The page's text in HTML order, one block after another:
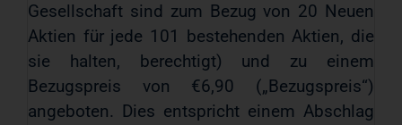
Gesellschaft sind zum Bezug von 20 Neuen
Aktien für jede 101 bestehenden Aktien, die
sie halten, berechtigt) und zu einem
Bezugspreis von €6,90 („Bezugspreis“)
angeboten. Dies entspricht einem Abschlag